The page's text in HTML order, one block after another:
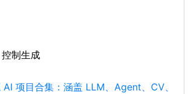
制生成
项目合集：涵盖 LLM、Agent、CV、